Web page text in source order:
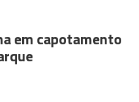
em capotamento